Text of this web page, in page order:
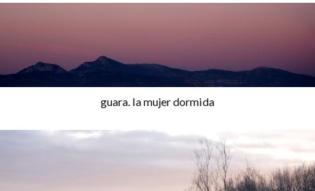
guara. la mujer dormida